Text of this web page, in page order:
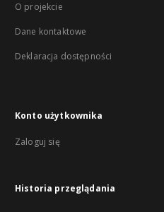
O projekcie
Dane kontaktowe
Deklaracja dostępności
Konto użytkownika
Zaloguj się
Historia przeglądania